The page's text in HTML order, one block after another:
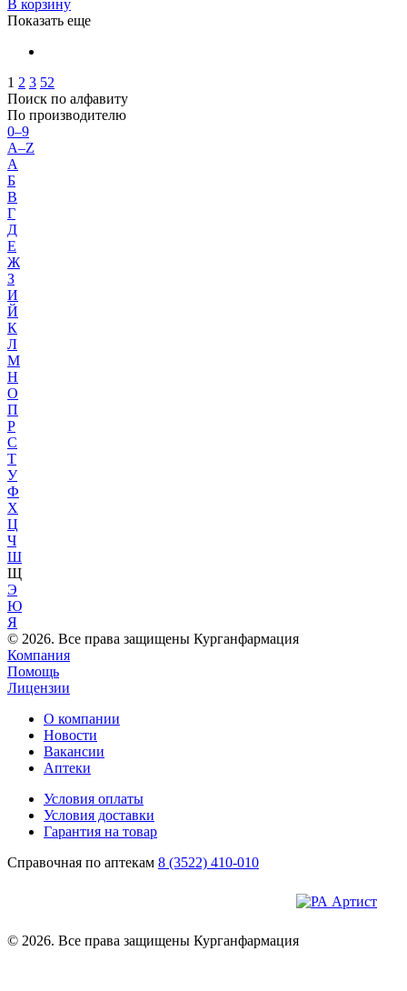
В корзину
Показать еще
1 2 3 52
Поиск по алфавиту
По производителю
0–9
A–Z
А
Б
В
Г
Д
Е
Ж
З
И
Й
К
Л
М
Н
О
П
Р
С
Т
У
Ф
Х
Ц
Ч
Ш
Щ
Э
Ю
Я
© 2026. Все права защищены Курганфармация
Компания
Помощь
Лицензии
О компании
Новости
Вакансии
Аптеки
Условия оплаты
Условия доставки
Гарантия на товар
Справочная по аптекам 8 (3522) 410-010
© 2026. Все права защищены Курганфармация